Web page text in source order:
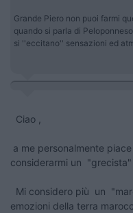
Grande Piero non puoi farmi
quando si parla di
si ''eccitano'' sensazioni ed
Ciao ,
a me personalmente
considerarmi un
Mi considero più un
emozioni della terra